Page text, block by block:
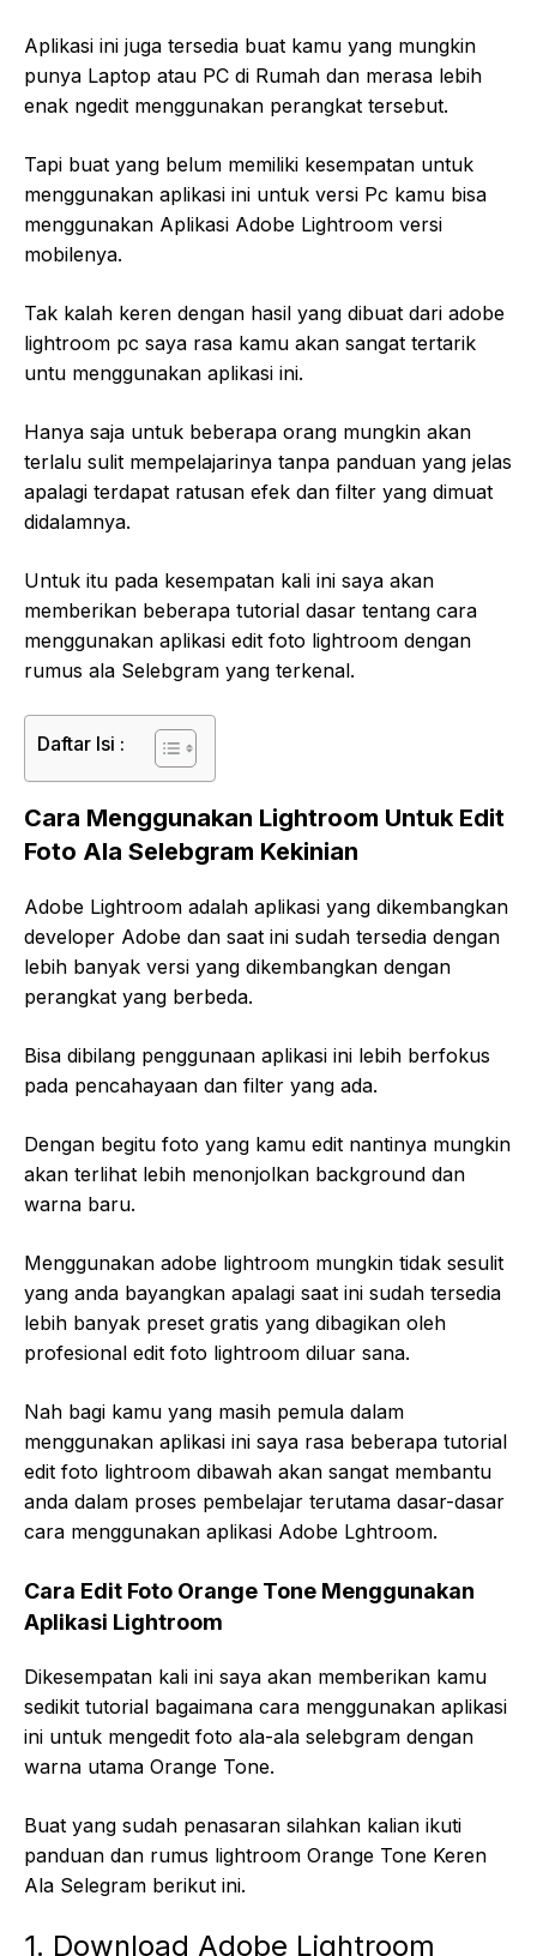
Aplikasi ini juga tersedia buat kamu yang mungkin
punya Laptop atau PC di Rumah dan merasa lebih
enak ngedit menggunakan perangkat tersebut.
Tapi buat yang belum memiliki kesempatan untuk
menggunakan aplikasi ini untuk versi Pc kamu bisa
menggunakan Aplikasi Adobe Lightroom versi
mobilenya.
Tak kalah keren dengan hasil yang dibuat dari adobe
lightroom pc saya rasa kamu akan sangat tertarik
untu menggunakan aplikasi ini.
Hanya saja untuk beberapa orang mungkin akan
terlalu sulit mempelajarinya tanpa panduan yang jelas
apalagi terdapat ratusan efek dan filter yang dimuat
didalamnya.
Untuk itu pada kesempatan kali ini saya akan
memberikan beberapa tutorial dasar tentang cara
menggunakan aplikasi edit foto lightroom dengan
rumus ala Selebgram yang terkenal.
Daftar Isi :
Cara Menggunakan Lightroom Untuk Edit
Foto Ala Selebgram Kekinian
Adobe Lightroom adalah aplikasi yang dikembangkan
developer Adobe dan saat ini sudah tersedia dengan
lebih banyak versi yang dikembangkan dengan
perangkat yang berbeda.
Bisa dibilang penggunaan aplikasi ini lebih berfokus
pada pencahayaan dan filter yang ada.
Dengan begitu foto yang kamu edit nantinya mungkin
akan terlihat lebih menonjolkan background dan
warna baru.
Menggunakan adobe lightroom mungkin tidak sesulit
yang anda bayangkan apalagi saat ini sudah tersedia
lebih banyak preset gratis yang dibagikan oleh
profesional edit foto lightroom diluar sana.
Nah bagi kamu yang masih pemula dalam
menggunakan aplikasi ini saya rasa beberapa tutorial
edit foto lightroom dibawah akan sangat membantu
anda dalam proses pembelajar terutama dasar-dasar
cara menggunakan aplikasi Adobe Lghtroom.
Cara Edit Foto Orange Tone Menggunakan
Aplikasi Lightroom
Dikesempatan kali ini saya akan memberikan kamu
sedikit tutorial bagaimana cara menggunakan aplikasi
ini untuk mengedit foto ala-ala selebgram dengan
warna utama Orange Tone.
Buat yang sudah penasaran silahkan kalian ikuti
panduan dan rumus lightroom Orange Tone Keren
Ala Selegram berikut ini.
1. Download Adobe Lightroom